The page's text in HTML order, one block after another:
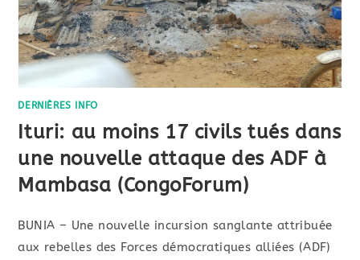
DERNIÈRES INFO
Ituri: au moins 17 civils tués dans
une nouvelle attaque des ADF à
Mambasa (CongoForum)
BUNIA – ​Une nouvelle incursion sanglante attribuée
aux rebelles des Forces démocratiques alliées (ADF)